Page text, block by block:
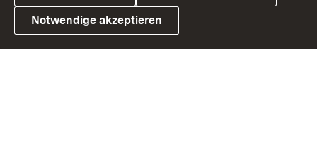
Link zum Landesportal
Notwendige akzeptieren